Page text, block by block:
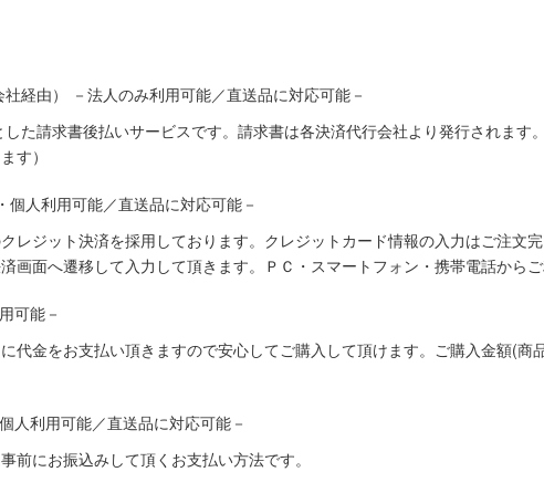
経由） －法人のみ利用可能／直送品に対応可能－
た請求書後払いサービスです。請求書は各決済代行会社より発行されます
す）
個人利用可能／直送品に対応可能－
レジット決済を採用しております。クレジットカード情報の入力はご注文
画面へ遷移して入力して頂きます。ＰＣ・スマートフォン・携帯電話からご
可能－
代金をお支払い頂きますので安心してご購入して頂けます。ご購入金額(商
人利用可能／直送品に対応可能－
前にお振込みして頂くお支払い方法です。